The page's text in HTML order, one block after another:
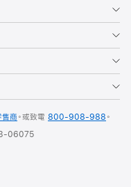
售商 。或致電 800-908-988 。
06075